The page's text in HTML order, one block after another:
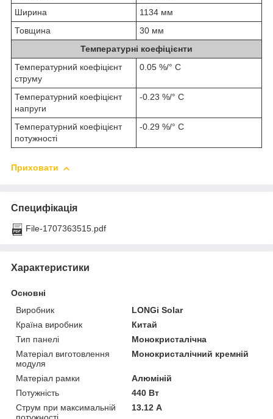
Ширина
1134 мм
Товщина
30 мм
Температурні коефіцієнти
Температурний коефіцієнт
струму
0.05 %/° С
Температурний коефіцієнт
напруги
-0.23 %/° С
Температурний коефіцієнт
потужності
-0.29 %/° С
Приховати
Специфікація
File-1707363515.pdf
Характеристики
Основні
Виробник
LONGi Solar
Країна виробник
Китай
Тип панелі
Монокристалічна
Матеріал виготовлення
модуля
Монокристалічний кремній
Матеріал рамки
Алюміній
Потужність
440 Вт
Струм при максимальній
потужності
13.12 А